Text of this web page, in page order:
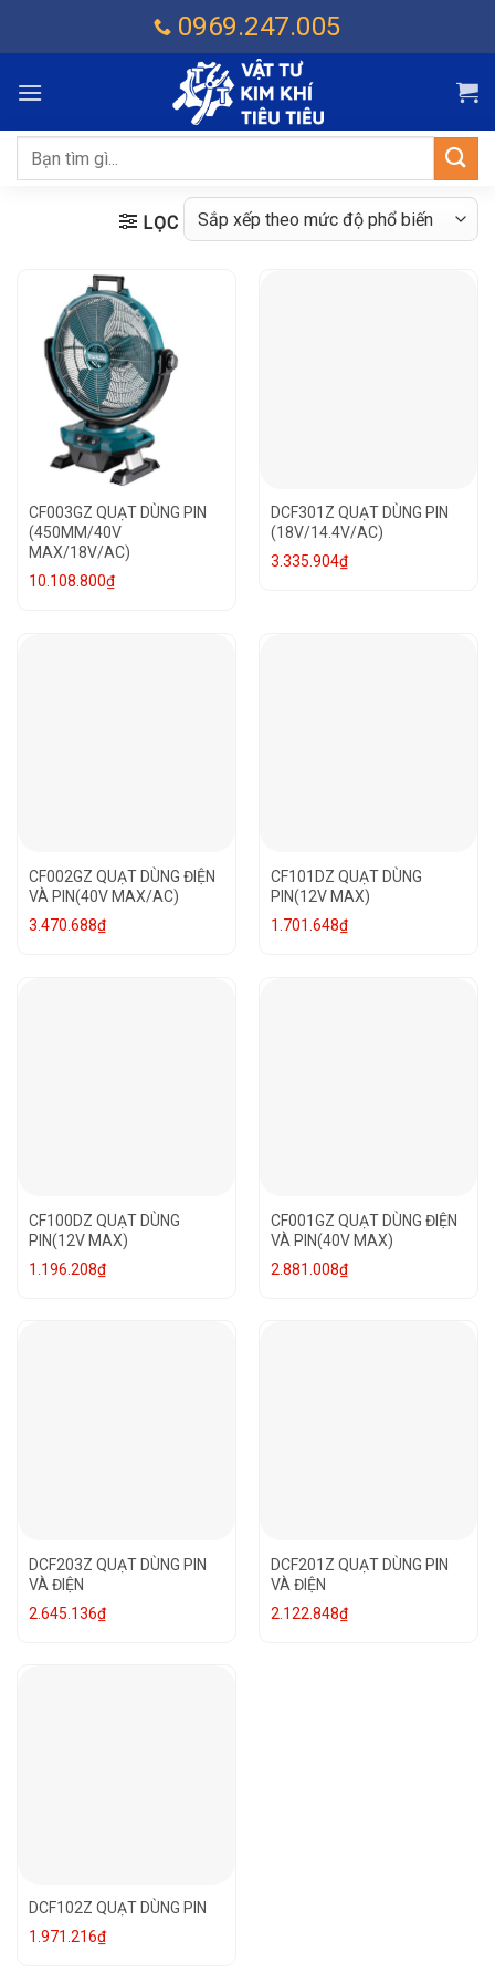
dung
0969.247.005
Tìm
kiếm:
LỌC
CF003GZ QUẠT DÙNG PIN
(450MM/40V
MAX/18V/AC)
10.108.800₫
DCF301Z QUẠT DÙNG PIN
(18V/14.4V/AC)
3.335.904₫
CF002GZ QUẠT DÙNG ĐIỆN
VÀ PIN(40V MAX/AC)
3.470.688₫
CF101DZ QUẠT DÙNG
PIN(12V MAX)
1.701.648₫
CF100DZ QUẠT DÙNG
PIN(12V MAX)
1.196.208₫
CF001GZ QUẠT DÙNG ĐIỆN
VÀ PIN(40V MAX)
2.881.008₫
DCF203Z QUẠT DÙNG PIN
VÀ ĐIỆN
2.645.136₫
DCF201Z QUẠT DÙNG PIN
VÀ ĐIỆN
2.122.848₫
DCF102Z QUẠT DÙNG PIN
1.971.216₫